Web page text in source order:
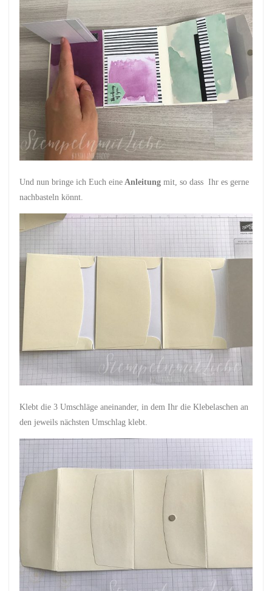
Und nun bringe ich Euch eine Anleitung mit, so dass Ihr es gerne
nachbasteln könnt.
Klebt die 3 Umschläge aneinander, in dem Ihr die Klebelaschen an
den jeweils nächsten Umschlag klebt.